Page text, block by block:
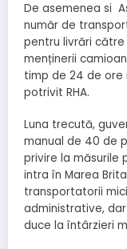
De asemenea si
număr de
pentru livrări către
menținerii
timp de 24 de
potrivit RHA.
Luna trecută,
manual de 40 de
privire la măsurile
intra în Marea
transportatorii
administrative,
duce la întârzieri